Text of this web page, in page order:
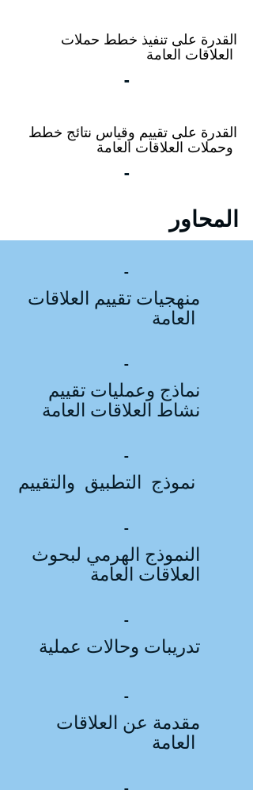
القدرة على تنفيذ خطط حملات
-
القدرة على تقييم وقياس نتائج خطط
-
-
منهجيات تقييم العلاقات
-
نماذج وعمليات تقييم
نشاط العلاقات العامة
-
-
النموذج الهرمي لبحوث
العلاقات العامة
-
تدريبات وحالات عملية
-
مقدمة عن العلاقات